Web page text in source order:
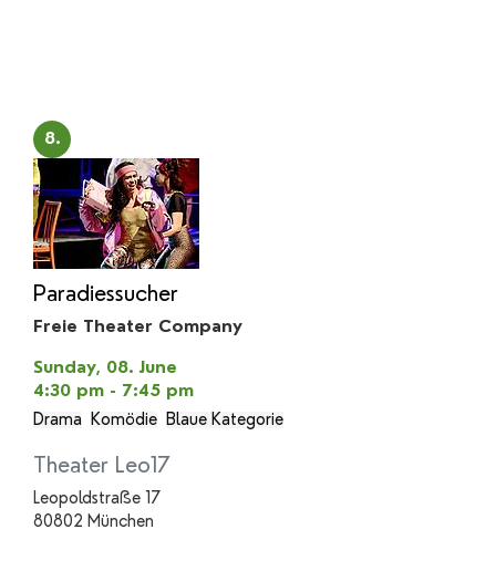
8.
Paradiessucher
Freie Theater Company
Sunday, 08. June
4:30 pm - 7:45 pm
Drama
Komödie Blaue Kategorie
Theater Leo17
Leopoldstraße 17
80802 München